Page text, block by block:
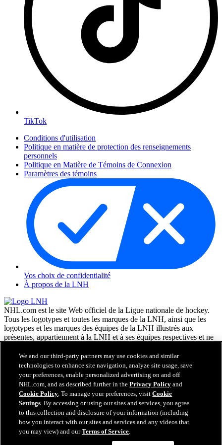
TikTok
Conditions d'utilisation
Politique en matière de protection des renseignements
personnels
Politique en Matière de Témoins de Connexion
Paramètres des témoins
Vos choix de confidentialité
À propos de la LNH
NHL.com est le site Web officiel de la Ligue nationale de hockey.
Tous les logotypes et toutes les marques de la LNH, ainsi que les
logotypes et les marques des équipes de la LNH illustrés aux
présentes, appartiennent à la LNH et à ses équipes respectives et ne
Enterprises, L.P. © LNH 2026. Tous droits réservés. Tous les
chandails d'équipe de la LNH personnalisés avec les noms des
joueurs de la LNH et leurs numéros sont officiellement sous license
de la LNH et de l'AJLNH. Le mot servant de marque Zamboni et la
configuration de la surfaceuse Zamboni sont des marques de
commerce déposées de Frank J. Zamboni & Co., Inc. © Frank J.
Zamboni & Co., Inc. 2026. Tous droits réservés. Toute autre marque
déposée ou tout droit d'auteur d'une tierce partie sont la propriété de
leurs auteurs respectifs. Tous droits réservés.
We and our third-party partners may use cookies and similar
technologies to enhance site navigation, analyze site usage, save
your preferences, enable personalized advertising on and off
NHL.com, and as described further in thePrivacy Policy and
Cookie Policy. To manage your preferences, visitCookie
Settings. By accessing or using our sites and services, you agree
to this collection and disclosure of your information (including
how you interact with our sites and services and any videos that
you may view) and ourTerms of Service.